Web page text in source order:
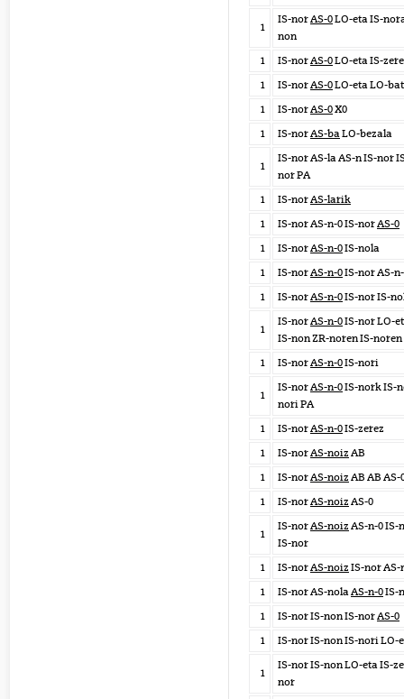
1
IS-norAS-0LO-eta IS-
non
1
IS-norAS-0LO-eta IS-
1
IS-norAS-0LO-eta LO-
1
IS-norAS-0X0
1
IS-norAS-baLO-bezala
1
IS-nor AS-la AS-n IS-nor
nor PA
1
IS-norAS-larik
1
IS-nor AS-n-0 IS-norAS-0
1
IS-norAS-n-0IS-nola
1
IS-norAS-n-0IS-nor AS-
1
IS-norAS-n-0IS-nor IS-
1
IS-norAS-n-0IS-nor LO-
IS-non ZR-noren IS-
1
IS-norAS-n-0IS-nori
1
IS-norAS-n-0IS-nork IS-
nori PA
1
IS-norAS-n-0IS-zerez
1
IS-norAS-noiz AB
1
IS-norAS-noiz AB AB AS-
1
IS-norAS-noiz AS-0
1
IS-norAS-noiz AS-n-0 IS-
IS-nor
1
IS-norAS-noiz IS-nor AS-
1
IS-nor AS-nolaAS-n-0IS-
1
IS-nor IS-non IS-norAS-0
1
IS-nor IS-non IS-nori LO-
1
IS-nor IS-non LO-eta IS-
nor